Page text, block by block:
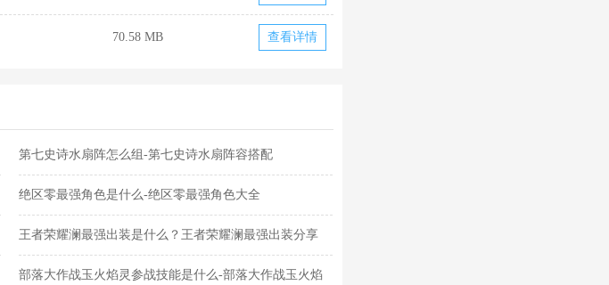
70.58 MB 查看详情
第七史诗水扇阵怎么组-第七史诗水扇阵容搭配
绝区零最强角色是什么-绝区零最强角色大全
王者荣耀澜最强出装是什么？王者荣耀澜最强出装分享
部落大作战玉火焰灵参战技能是什么-部落大作战玉火焰